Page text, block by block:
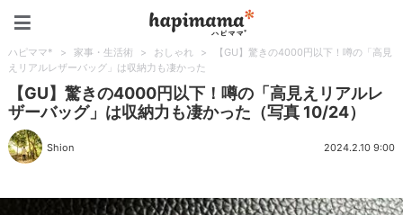
ハピママ* > 家事・生活術 > おしゃれ >
【GU】驚きの4000円以下！噂の「高見
えリアルレザーバッグ」は収納力も凄かった
【GU】驚きの4000円以下！噂の「高見えリアルレ
ザーバッグ」は収納力も凄かった（写真 10/24）
Shion 2024.2.10 9:00